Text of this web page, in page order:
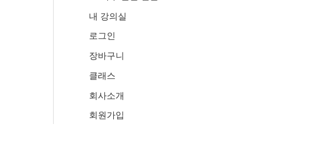
내 강의실
로그인
장바구니
클래스
회사소개
회원가입